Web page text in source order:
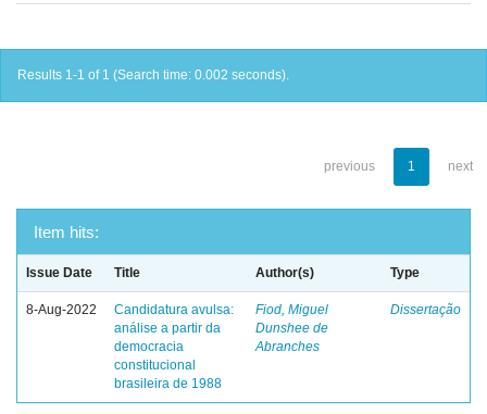
Results 1-1 of 1 (Search time: 0.002 seconds).
previous 1 next
Item hits:
Issue Date Title Author(s) Type
8-Aug-2022
Candidatura avulsa:
análise a partir da
democracia
constitucional
brasileira de 1988
Fiod, Miguel
Dunshee de
Abranches
Dissertação